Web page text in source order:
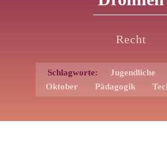
Recht
Schlagworte: Jugendliche
Oktober
Pädagogik